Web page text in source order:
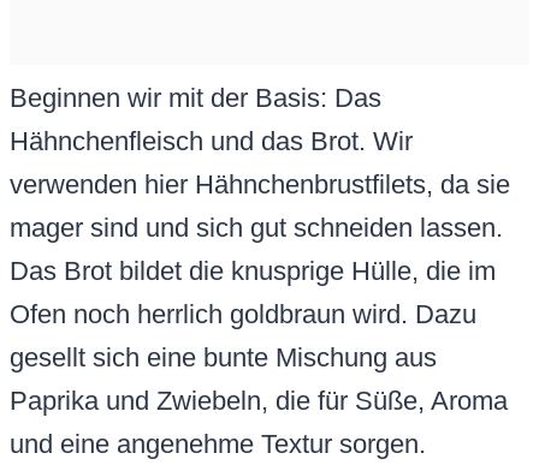
Beginnen wir mit der Basis: Das
Hähnchenfleisch und das Brot. Wir
verwenden hier Hähnchenbrustfilets, da sie
mager sind und sich gut schneiden lassen.
Das Brot bildet die knusprige Hülle, die im
Ofen noch herrlich goldbraun wird. Dazu
gesellt sich eine bunte Mischung aus
Paprika und Zwiebeln, die für Süße, Aroma
und eine angenehme Textur sorgen.